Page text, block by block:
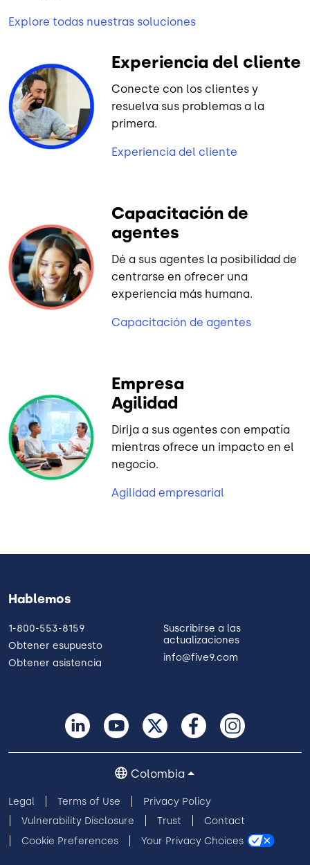
Explore todas nuestras soluciones
Experiencia del cliente
Conecte con los clientes y
resuelva sus problemas a la
primera.
Experiencia del cliente
Capacitación de
agentes
Dé a sus agentes la posibilidad de
centrarse en ofrecer una
experiencia más humana.
Capacitación de agentes
Empresa
Agilidad
Dirija a sus agentes con empatía
mientras ofrece un impacto en el
negocio.
Agilidad empresarial
Hablemos
1-800-553-8159
Obtener esupuesto
Obtener asistencia
Suscribirse a las
actualizaciones
info@five9.com
Legal Terms of Use
Privacy Policy
Vulnerability Disclosure
Trust
Contact
Cookie Preferences
Your Privacy Choices
Colombia